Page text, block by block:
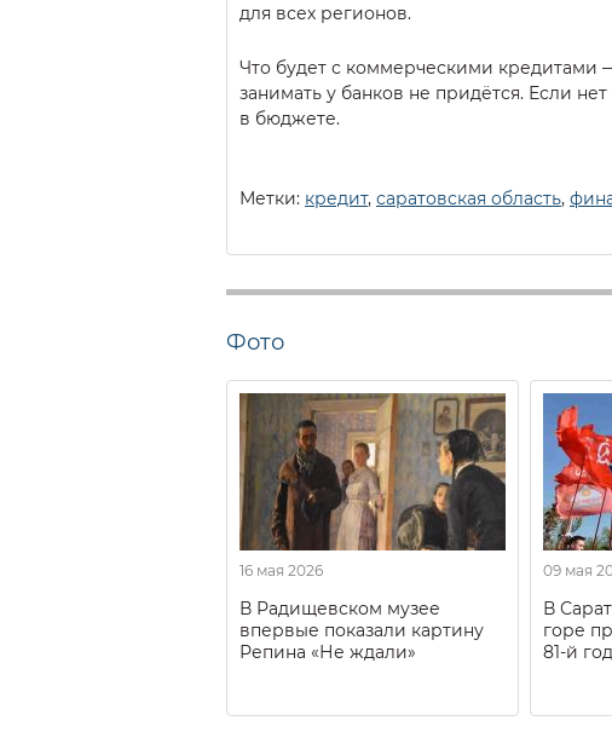
для всех регионов.
Что будет с коммерческими кредитами
занимать у банков не придётся. Если
в бюджете.
Метки: кредит, саратовская область,
Фото
16 мая 2026
В Радищевском музее
впервые показали картину
Репина «Не ждали»
09 мая
В
горе
81-й